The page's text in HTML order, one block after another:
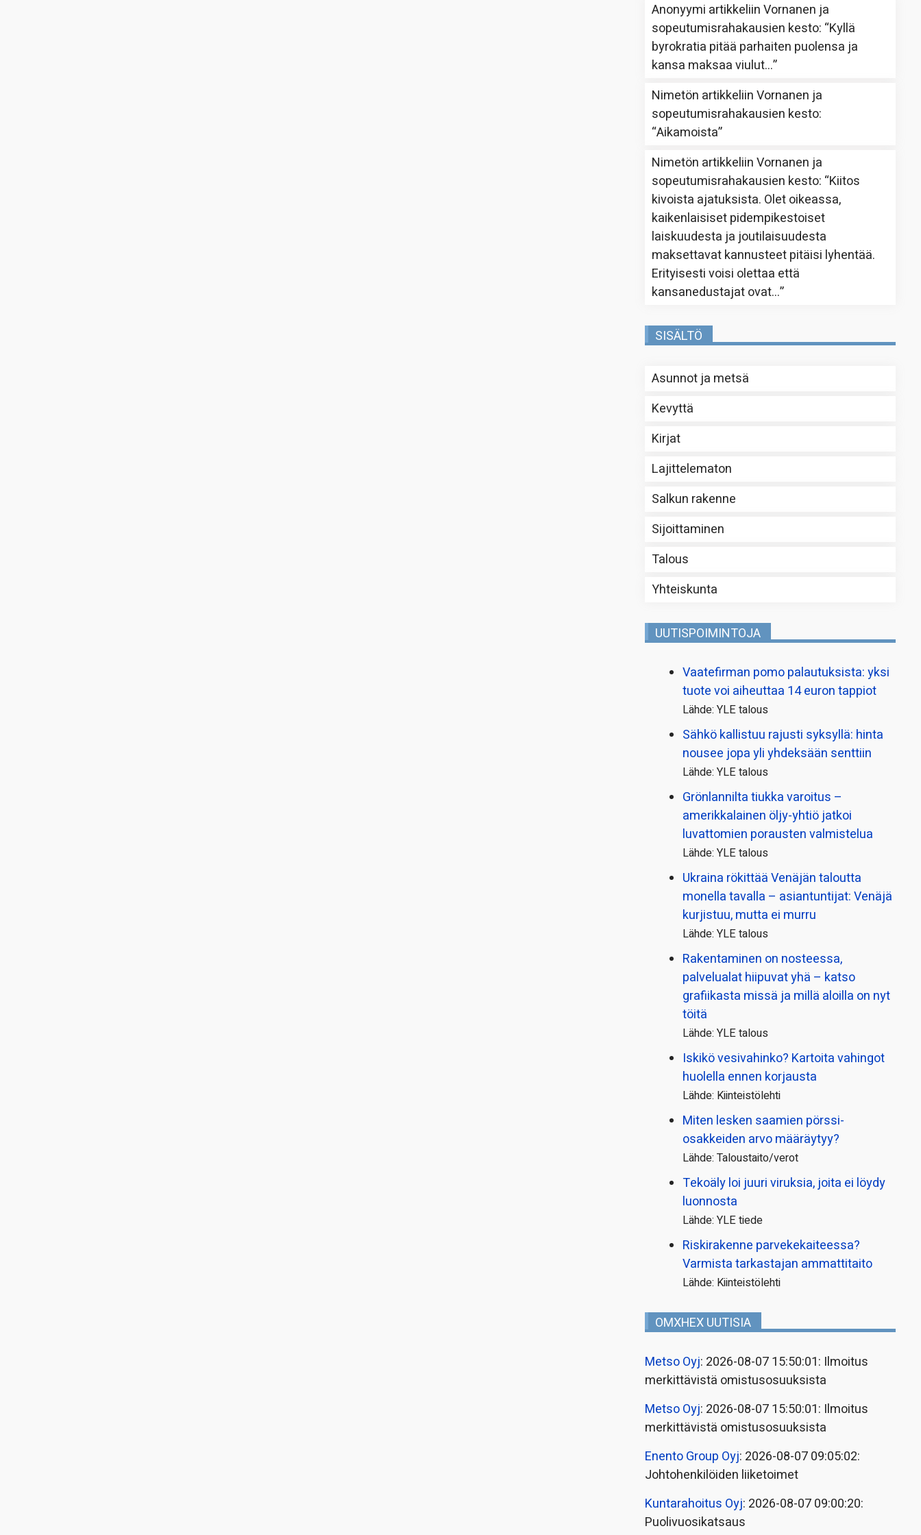
Anonyymi artikkeliinVornanen ja
sopeutumisrahakausien kesto: “Kyllä
byrokratia pitää parhaiten puolensa ja
kansa maksaa viulut…”
Nimetön artikkeliinVornanen ja
sopeutumisrahakausien kesto:
“Aikamoista”
Nimetön artikkeliinVornanen ja
sopeutumisrahakausien kesto: “Kiitos
kivoista ajatuksista. Olet oikeassa,
kaikenlaisiset pidempikestoiset
laiskuudesta ja joutilaisuudesta
maksettavat kannusteet pitäisi lyhentää.
Erityisesti voisi olettaa että
kansanedustajat ovat…”
SISÄLTÖ
Asunnot ja metsä
Kevyttä
Kirjat
Lajittelematon
Salkun rakenne
Sijoittaminen
Talous
Yhteiskunta
UUTISPOIMINTOJA
Vaatefirman pomo palautuksista: yksi
tuote voi aiheuttaa 14 euron tappiot
Lähde: YLE talous
Sähkö kallistuu rajusti syksyllä: hinta
nousee jopa yli yhdeksään senttiin
Lähde: YLE talous
Grönlannilta tiukka varoitus –
amerikkalainen öljy-yhtiö jatkoi
luvattomien porausten valmistelua
Lähde: YLE talous
Ukraina rökittää Venäjän taloutta
monella tavalla – asiantuntijat: Venäjä
kurjistuu, mutta ei murru
Lähde: YLE talous
Rakentaminen on nosteessa,
palvelualat hiipuvat yhä – katso
grafiikasta missä ja millä aloilla on nyt
töitä
Lähde: YLE talous
Iskikö vesivahinko? Kartoita vahingot
huolella ennen korjausta
Lähde: Kiinteistölehti
Miten lesken saamien pörssi­
osakkeiden arvo määräytyy?
Lähde: Taloustaito/verot
Tekoäly loi juuri viruksia, joita ei löydy
luonnosta
Lähde: YLE tiede
Riskirakenne parvekekaiteessa?
Varmista tarkastajan ammattitaito
Lähde: Kiinteistölehti
OMXHEX UUTISIA
Metso Oyj: 2026-08-07 15:50:01: Ilmoitus
merkittävistä omistusosuuksista
Metso Oyj: 2026-08-07 15:50:01: Ilmoitus
merkittävistä omistusosuuksista
Enento Group Oyj: 2026-08-07 09:05:02:
Johtohenkilöiden liiketoimet
Kuntarahoitus Oyj: 2026-08-07 09:00:20:
Puolivuosikatsaus